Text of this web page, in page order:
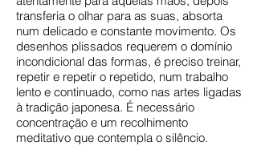
transferia o olhar para as suas, absorta
num delicado e constante movimento. Os
desenhos plissados requerem o domínio
incondicional das formas, é preciso treinar,
repetir e repetir o repetido, num trabalho
lento e continuado, como nas artes ligadas
à tradição japonesa. É necessário
concentração e um recolhimento
meditativo que contempla o silêncio.